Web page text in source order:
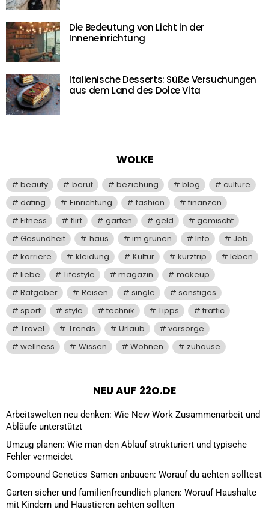
Die Bedeutung von Licht in der
Inneneinrichtung
Italienische Desserts: Süße Versuchungen
aus dem Land des Dolce Vita
WOLKE
beauty beruf beziehung blog
culture
dating
Einrichtung fashion
finanzen
Fitness
flirt garten geld
gemischt
Gesundheit
haus im grünen Info
Job
karriere
kleidung Kultur kurztrip
leben
liebe
Lifestyle magazin
makeup
Ratgeber
Reisen single
sonstiges
sport
style technik Tipps
traffic
Travel
Trends Urlaub
vorsorge
wellness
Wissen Wohnen zuhause
NEU AUF 22O.DE
Arbeitswelten neu denken: Wie New Work Zusammenarbeit und
Abläufe unterstützt
Umzug planen: Wie man den Ablauf strukturiert und typische
Fehler vermeidet
Compound Genetics Samen anbauen: Worauf du achten solltest
Garten sicher und familienfreundlich planen: Worauf Haushalte
mit Kindern und Haustieren achten sollten